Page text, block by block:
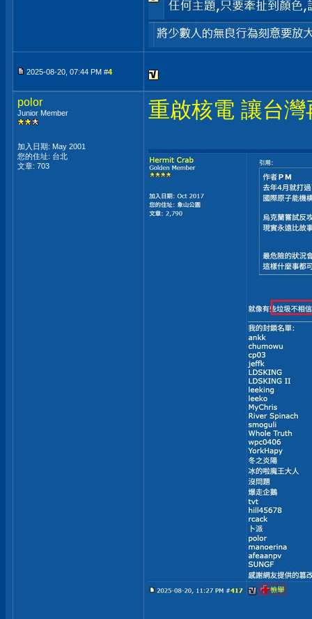
2025-08-20, 07:44 PM #4
polor
Junior Member
加入日期: May 2001
您的住址: 台北
文章: 703
重啟核電 讓台灣